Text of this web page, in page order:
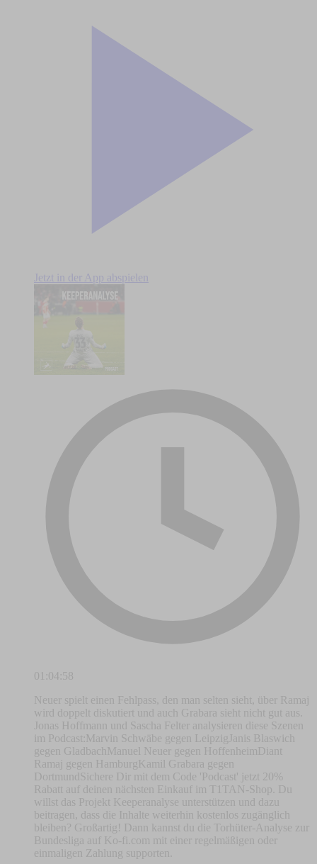
Jetzt in der App abspielen
01:04:58
Neuer spielt einen Fehlpass, den man selten sieht, über Ramaj
wird doppelt diskutiert und auch Grabara sieht nicht gut aus.
Jonas Hoffmann und ⁠⁠⁠⁠⁠⁠⁠⁠⁠⁠⁠⁠⁠⁠⁠⁠⁠⁠⁠⁠⁠⁠⁠⁠⁠⁠⁠⁠⁠⁠⁠⁠⁠⁠⁠⁠⁠⁠⁠⁠Sascha Felter⁠⁠⁠⁠⁠⁠⁠⁠⁠⁠⁠⁠⁠⁠⁠⁠⁠⁠⁠⁠⁠⁠⁠⁠⁠⁠⁠⁠⁠⁠⁠⁠⁠⁠⁠⁠⁠⁠⁠⁠ analysieren diese Szenen
im Podcast:Marvin Schwäbe gegen Leipzig⁠Janis Blaswich
gegen GladbachManuel Neuer gegen HoffenheimDiant
Ramaj gegen HamburgKamil Grabara gegen
Dortmund⁠⁠⁠⁠Sichere Dir mit dem Code 'Podcast' jetzt 20%
Rabatt auf deinen nächsten ⁠⁠⁠⁠⁠⁠⁠⁠⁠⁠⁠⁠⁠⁠⁠⁠⁠⁠⁠⁠⁠⁠⁠⁠⁠⁠⁠⁠⁠⁠⁠⁠⁠⁠⁠⁠⁠⁠⁠⁠⁠⁠⁠⁠⁠⁠⁠⁠⁠⁠⁠⁠⁠⁠⁠⁠⁠⁠⁠⁠⁠⁠Einkauf im T1TAN-Shop⁠⁠⁠⁠⁠⁠⁠⁠⁠⁠⁠⁠⁠⁠⁠⁠⁠⁠⁠⁠⁠⁠⁠⁠⁠⁠⁠⁠⁠⁠⁠⁠⁠⁠⁠⁠⁠⁠⁠⁠⁠⁠⁠⁠⁠⁠⁠⁠⁠⁠⁠⁠⁠⁠⁠⁠⁠⁠. Du
willst das ⁠⁠⁠⁠Projekt Keeperanalyse unterstützen⁠⁠⁠⁠ und dazu
beitragen, dass die Inhalte weiterhin kostenlos zugänglich
bleiben? Großartig! Dann kannst du die Torhüter-Analyse zur
Bundesliga auf ⁠⁠⁠⁠⁠⁠⁠⁠⁠⁠⁠⁠⁠⁠⁠⁠⁠⁠⁠⁠⁠⁠⁠⁠⁠⁠⁠⁠⁠⁠⁠⁠⁠⁠⁠⁠⁠⁠⁠⁠⁠⁠⁠⁠⁠⁠⁠⁠⁠⁠⁠⁠⁠⁠⁠⁠⁠⁠⁠⁠⁠⁠Ko-fi.com⁠⁠⁠⁠⁠⁠⁠⁠⁠⁠⁠⁠⁠⁠⁠⁠⁠⁠⁠⁠⁠⁠⁠⁠⁠⁠⁠⁠⁠⁠⁠⁠⁠⁠⁠⁠⁠⁠⁠⁠⁠⁠⁠⁠⁠⁠⁠⁠⁠⁠⁠⁠⁠⁠⁠⁠⁠⁠⁠⁠⁠⁠ mit einer regelmäßigen oder
einmaligen Zahlung supporten.